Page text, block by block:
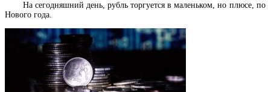
На сегодняшний день, рубль торгуется в маленьком, но плюсе,
Нового года.